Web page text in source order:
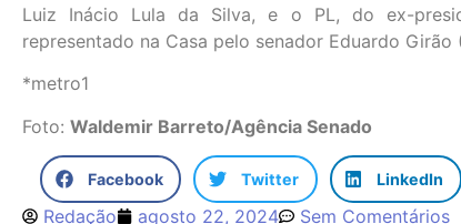
Luiz Inácio Lula da Silva, e o PL, do ex-
representado na Casa pelo senador Eduardo
*metro1
Foto: Waldemir Barreto/Agência Senado
Facebook Twitter LinkedIn
Redação agosto 22, 2024 Sem Comentários